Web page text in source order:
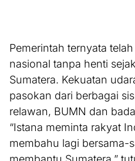
Pemerintah ternyata
nasional tanpa henti
Sumatera. Kekuatan
pasokan dari berbagai
relawan, BUMN dan
“Istana meminta rakyat
membahu lagi bersama-